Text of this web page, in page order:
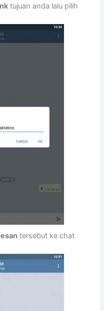
tujuan anda lalu pilih
tersebut ke chat